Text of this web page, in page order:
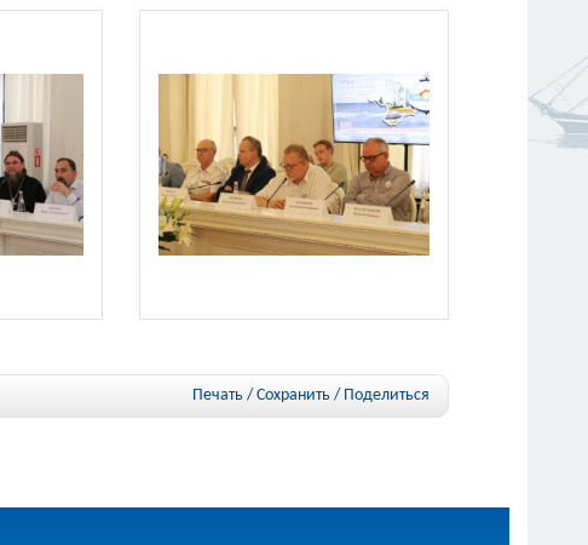
Печать / Сохранить / Поделиться